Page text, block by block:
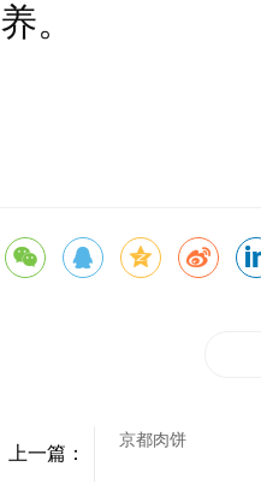
养。
上一篇：
京都肉饼